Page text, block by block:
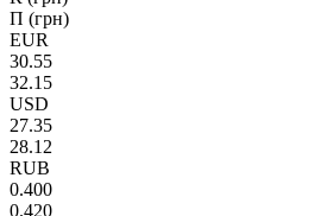
П (грн)
EUR
30.55
32.15
USD
27.35
28.12
RUB
0.400
0.420